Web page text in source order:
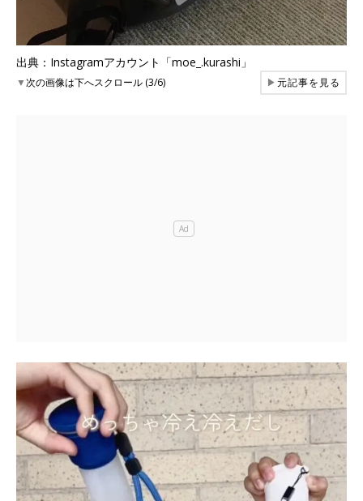
出典：Instagramアカウント「moe_.kurashi」
▼次の画像は下へスクロール (3/6) ▶元記事を見る